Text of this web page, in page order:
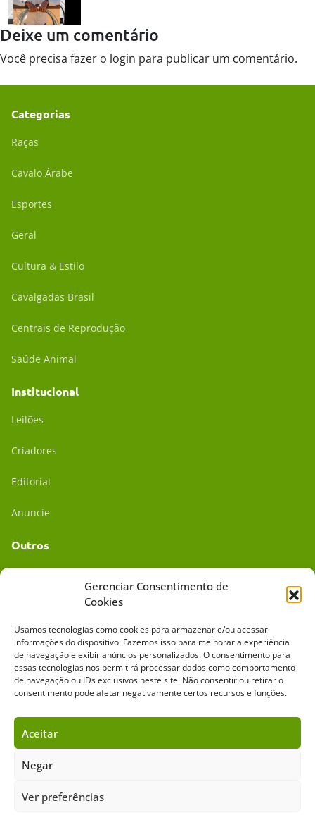
Gerenciar Consentimento de
Cookies
Usamos tecnologias como cookies para armazenar e/ou acessar
informações do dispositivo. Fazemos isso para melhorar a experiência
de navegação e exibir anúncios personalizados. O consentimento para
essas tecnologias nos permitirá processar dados como comportamento
de navegação ou IDs exclusivos neste site. Não consentir ou retirar o
consentimento pode afetar negativamente certos recursos e funções.
Aceitar
Negar
Ver preferências
Deixe um comentário
Você precisa fazer o login para publicar um comentário.
Categorias
Raças
Cavalo Árabe
Esportes
Geral
Cultura & Estilo
Cavalgadas Brasil
Centrais de Reprodução
Saúde Animal
Institucional
Leilões
Criadores
Editorial
Anuncie
Outros
Mídia Kit
Sobre o Cavalus Leilões Anuncie
Copyright ©️ 2026 • Grupo Cavalus de Comunicação. Todos os direitos